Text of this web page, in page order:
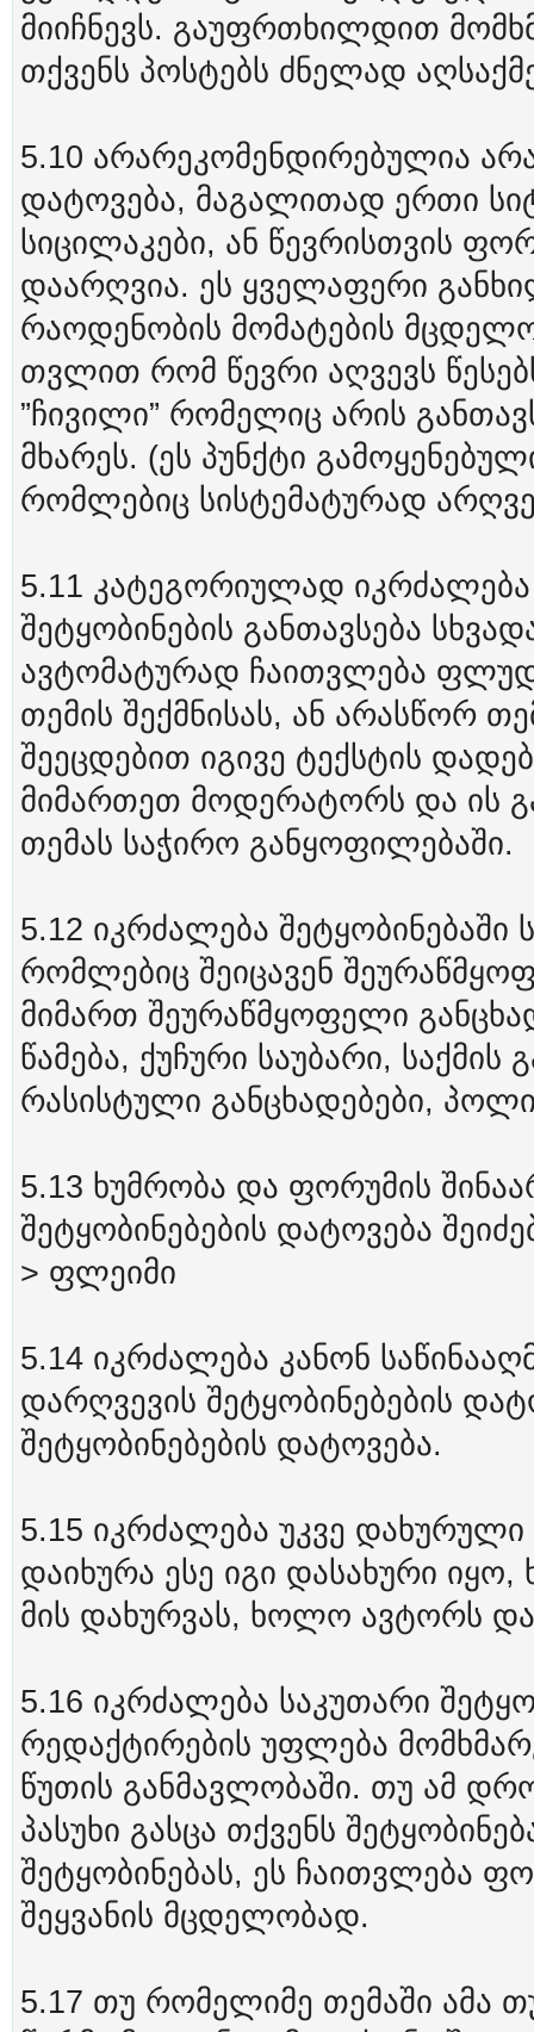
მიიჩნევს. გაუფრთხილდით
თქვენს პოსტებს ძნელად
5.10 არარეკომენდირებულია
დატოვება, მაგალითად ერთი
სიცილაკები, ან წევრისთვის
დაარღვია. ეს ყველაფერი
რაოდენობის მომატების
თვლით რომ წევრი აღვევს
”ჩივილი” რომელიც არის
მხარეს. (ეს პუნქტი
რომლებიც სისტემატურად
5.11 კატეგორიულად იკრძალება
შეტყობინების განთავსება
ავტომატურად ჩაითვლება
თემის შექმნისას, ან არასწორ
შეეცდებით იგივე ტექსტის
მიმართეთ მოდერატორს და ის
თემას საჭირო განყოფილებაში.
5.12 იკრძალება შეტყობინებაში
რომლებიც შეიცავენ
მიმართ შეურაწმყოფელი
წამება, ქუჩური საუბარი,
რასისტული განცხადებები,
5.13 ხუმრობა და ფორუმის
შეტყობინებების დატოვება
> ფლეიმი
5.14 იკრძალება კანონ
დარღვევის შეტყობინებების
შეტყობინებების დატოვება.
5.15 იკრძალება უკვე
დაიხურა ესე იგი დასახური
მის დახურვას, ხოლო ავტორს
5.16 იკრძალება საკუთარი
რედაქტირების უფლება
წუთის განმავლობაში. თუ ამ
პასუხი გასცა თქვენს
შეტყობინებას, ეს ჩაითვლება
შეყვანის მცდელობად.
5.17 თუ რომელიმე თემაში ამა